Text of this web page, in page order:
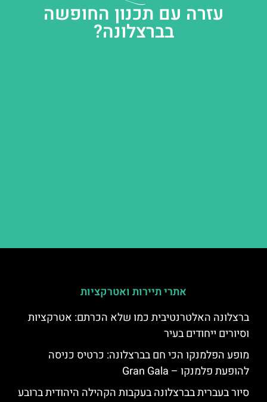
עזרה עם תכנון החופשה
בברצלונה?
אתרי תיירות ואטרקציות
ברצלונה האלטרנטיבית כמו שלא הכרתם: אטרקציות
וסיורים ייחודים בעיר
מופע הפלמנקו הכי חם בברצלונה: כרטיס כניסה
להופעת פלמנקו – Gran Gala
סיור בעברית בברצלונה בעקבות הקהילה היהודית ברובע